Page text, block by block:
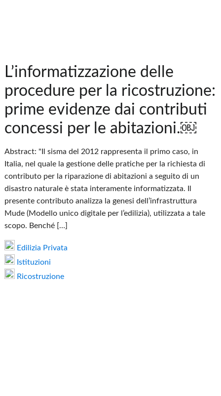
L’informatizzazione delle
procedure per la ricostruzione:
prime evidenze dai contributi
concessi per le abitazioni.￼
Abstract: "Il sisma del 2012 rappresenta il primo caso, in
Italia, nel quale la gestione delle pratiche per la richiesta di
contributo per la riparazione di abitazioni a seguito di un
disastro naturale è stata interamente informatizzata. Il
presente contributo analizza la genesi dell’infrastruttura
Mude (Modello unico digitale per l’edilizia), utilizzata a tale
scopo. Benché […]
Edilizia Privata
Istituzioni
Ricostruzione